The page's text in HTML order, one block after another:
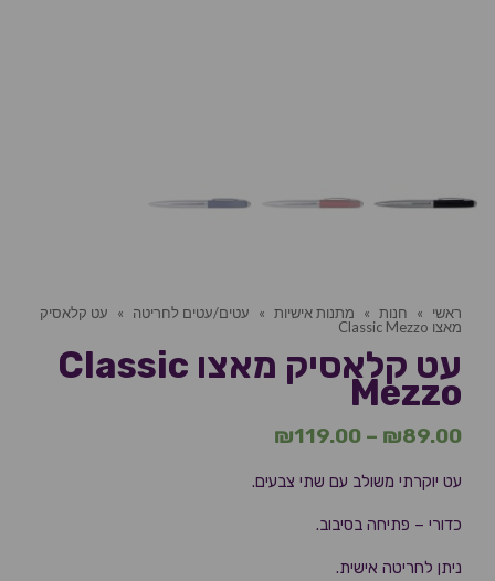
ראשי » חנות » מתנות אישיות » עטים/עטים לחריטה »
עט קלאסיק
מאצו Classic Mezzo
עט קלאסיק מאצו Classic
Mezzo
₪89.00
–
₪119.00
עט יוקרתי משולב עם שתי צבעים.
כדורי – פתיחה בסיבוב.
ניתן לחריטה אישית.